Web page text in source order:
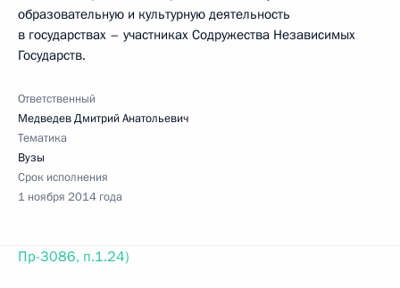
образовательную и культурную деятельность
в государствах – участниках Содружества Независимых
Государств.
Ответственный
Медведев Дмитрий Анатольевич
Тематика
Вузы
Срок исполнения
1 ноября 2014 года
Пр-3086, п.1.24)